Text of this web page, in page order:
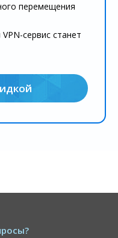
перемещения
сервис станет